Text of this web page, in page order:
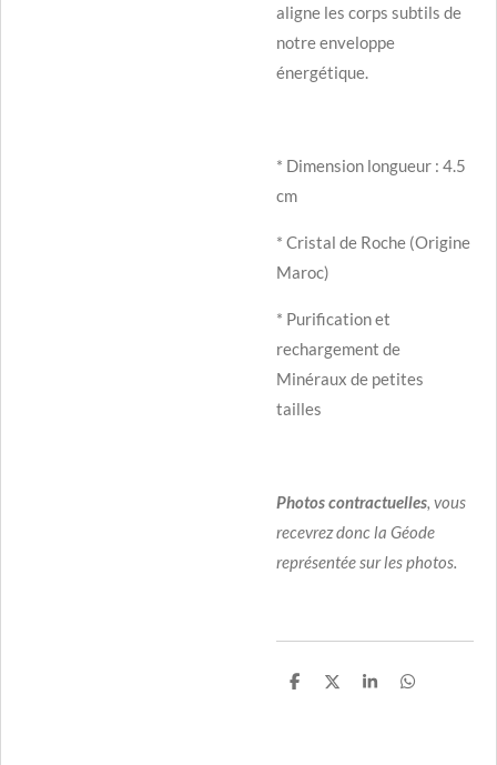
aligne les corps subtils de
notre enveloppe
énergétique.
* Dimension longueur : 4.5
cm
* Cristal de Roche (Origine
Maroc)
* Purification et
rechargement de
Minéraux de petites
tailles
Photos contractuelles, vous
recevrez donc la Géode
représentée sur les photos.
P
P
P
P